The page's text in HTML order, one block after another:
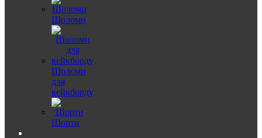
Шоломи
Шоломи
для
вейкборду
Шорти